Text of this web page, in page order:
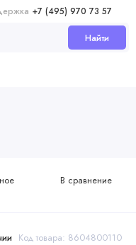
+7 (495) 970 73 57
Найти
Код товара: 8604800110
В сравнение